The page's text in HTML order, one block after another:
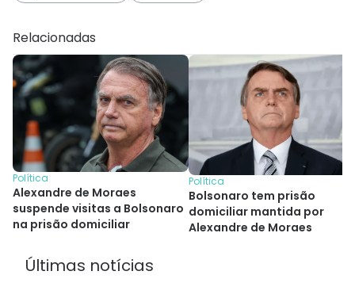
Relacionadas
Política
Alexandre de Moraes
suspende visitas a Bolsonaro
na prisão domiciliar
Política
Bolsonaro tem prisão
domiciliar mantida por
Alexandre de Moraes
Últimas notícias